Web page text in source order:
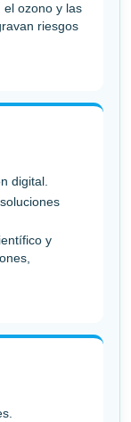
el ozono y las
riesgos
digital.
y